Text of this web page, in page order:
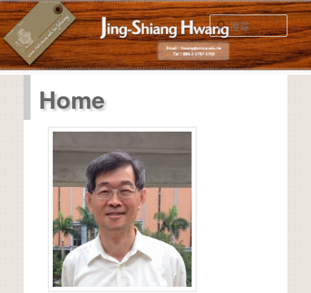
跳
至
主
要
內
容
搜
尋
主
要
選
單
Home